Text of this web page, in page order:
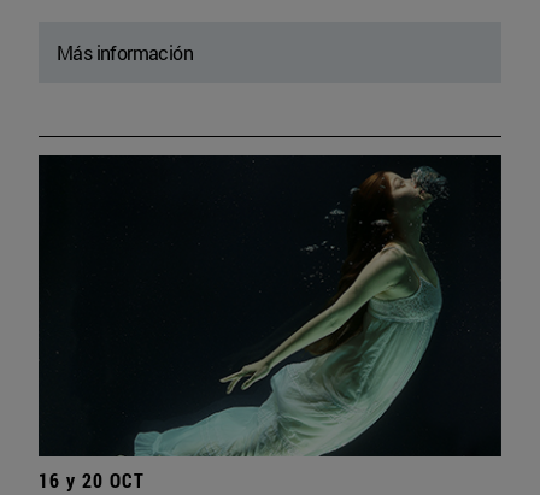
Más información
16 y 20 OCT